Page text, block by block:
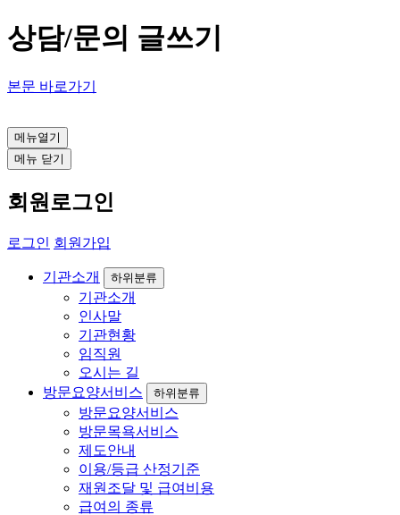
상담/문의 글쓰기
본문 바로가기
메뉴열기
메뉴 닫기
회원로그인
로그인 회원가입
기관소개 하위분류
기관소개
인사말
기관현황
임직원
오시는 길
방문요양서비스
하위분류
방문요양서비스
방문목욕서비스
제도안내
이용/등급 산정기준
재원조달 및 급여비용
급여의 종류